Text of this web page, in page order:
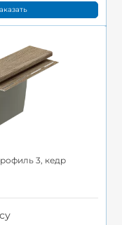
3, кедр